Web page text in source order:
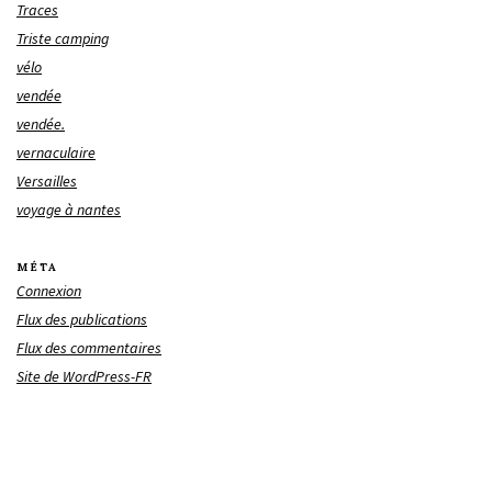
Traces
Triste camping
vélo
vendée
vendée.
vernaculaire
Versailles
voyage à nantes
MÉTA
Connexion
Flux des publications
Flux des commentaires
Site de WordPress-FR